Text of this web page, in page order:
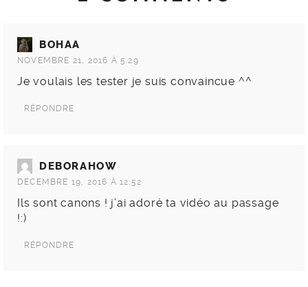
BOHAA
NOVEMBRE 21, 2016 À 5:29
Je voulais les tester je suis convaincue ^^
RÉPONDRE
DEBORAHOW
DÉCEMBRE 19, 2016 À 12:52
Ils sont canons ! j’ai adoré ta vidéo au passage
!:)
RÉPONDRE